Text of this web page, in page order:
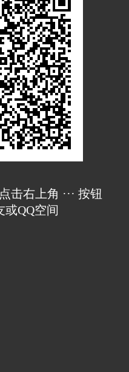
击右上角 ··· 按钮
或QQ空间